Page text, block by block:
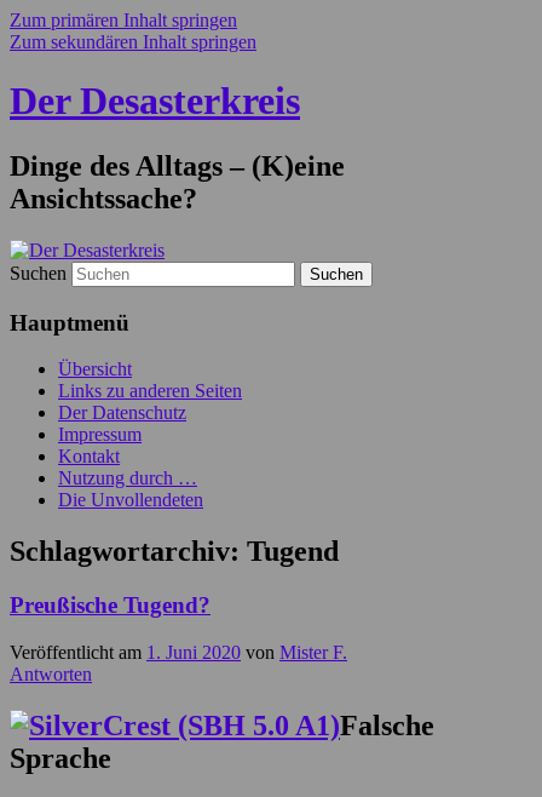
Zum primären Inhalt springen
Zum sekundären Inhalt springen
Der Desasterkreis
Dinge des Alltags – (K)eine
Ansichtssache?
Suchen
Hauptmenü
Übersicht
Links zu anderen Seiten
Der Datenschutz
Impressum
Kontakt
Nutzung durch …
Die Unvollendeten
Schlagwortarchiv: Tugend
Preußische Tugend?
Veröffentlicht am 1. Juni 2020 von Mister F.
Antworten
Falsche
Sprache